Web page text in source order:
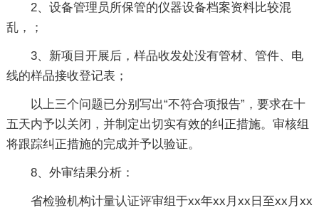
2、设备管理员所保管的仪器设备档案资料比较混
乱，；
3、新项目开展后，样品收发处没有管材、管件、电
线的样品接收登记表；
以上三个问题已分别写出“不符合项报告”，要求在十
五天内予以关闭，并制定出切实有效的纠正措施。审核组
将跟踪纠正措施的完成并予以验证。
8、外审结果分析：
省检验机构计量认证评审组于xx年xx月xx日至xx月xx